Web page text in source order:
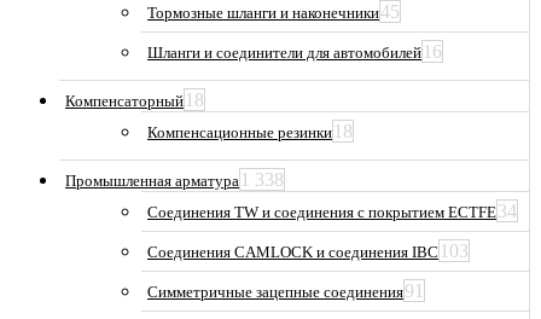
Тормозные шланги и наконечники45
Шланги и соединители для автомобилей 16
Компенсаторный 18
Компенсационные резинки 18
Промышленная арматура 1 338
Соединения TW и соединения с покрытием ECTFE34
Соединения CAMLOCK и соединения IBC 103
Симметричные зацепные соединения91